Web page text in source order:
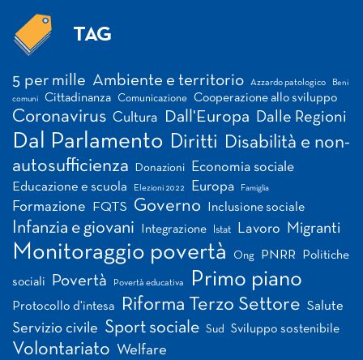
TAG
5 per mille Ambiente e territorio Azzardo patologico Beni
comuni Cittadinanza Comunicazione Cooperazione allo sviluppo
Coronavirus Cultura Dall'Europa Dalle Regioni
Dal Parlamento Diritti Disabilità e non-
autosufficienza
Donazioni Economia sociale
Educazione e scuola Elezioni 2022 Europa Famiglia
Formazione FQTS Governo Inclusione sociale
Infanzia e giovani Integrazione Istat Lavoro Migranti
Monitoraggio povertà Ong PNRR Politiche
sociali Povertà Povertà educativa Primo piano
Protocollo d'intesa Riforma Terzo Settore Salute
Servizio civile Sport sociale Sud Sviluppo sostenibile
Volontariato Welfare